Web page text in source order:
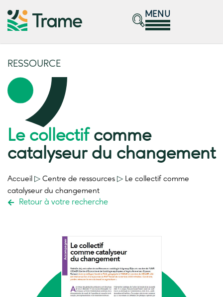
MENU
RESSOURCE
Le collectif comme
catalyseur du changement
Accueil ▷ Centre de ressources ▷ Le collectif comme
catalyseur du changement
Retour à votre recherche